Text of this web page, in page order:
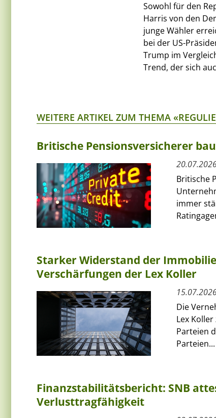
Sowohl für den
Harris von den
junge Wähler
bei der US-
Trump im
Trend, der sich
WEITERE ARTIKEL ZUM THEMA
Britische Pensionsversicherer
Britische
immer
Starker Widerstand der
Verschärfungen der Lex Koller
Die
Lex
Parteien
Parteien...
Finanzstabilitätsbericht: SNB
Verlusttragfähigkeit